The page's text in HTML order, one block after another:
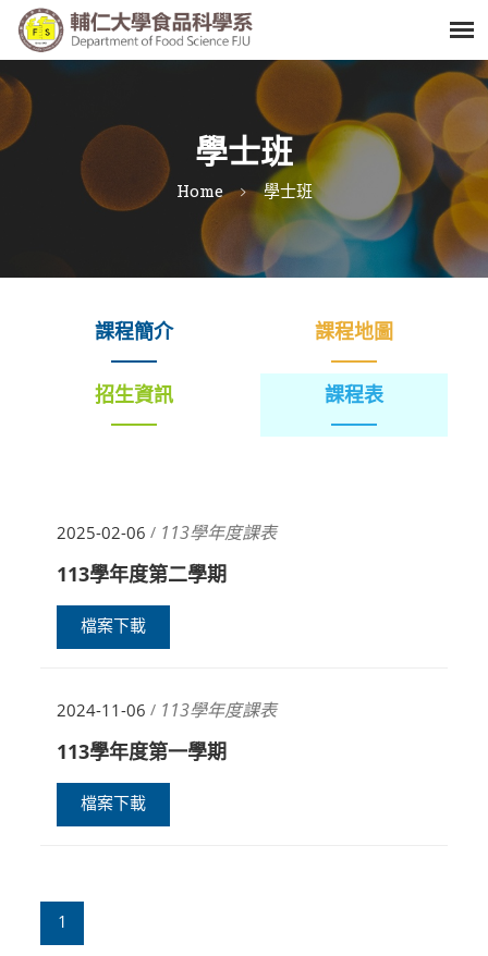
學士班
Home 學士班
課程簡介 課程地圖
招生資訊 課程表
2025-02-06 / 113學年度課表
113學年度第二學期
檔案下載
2024-11-06 / 113學年度課表
113學年度第一學期
檔案下載
1